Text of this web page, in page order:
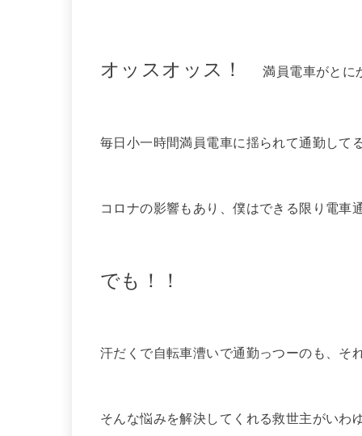
オッスオッス！満員電車がとに
毎日小一時間満員電車に揺られて通勤して
コロナの影響もあり、僕はできる限り電車
でも！！
汗だくで自転車漕いで通勤っつーのも、
そんな悩みを解決してくれる救世主がいわ